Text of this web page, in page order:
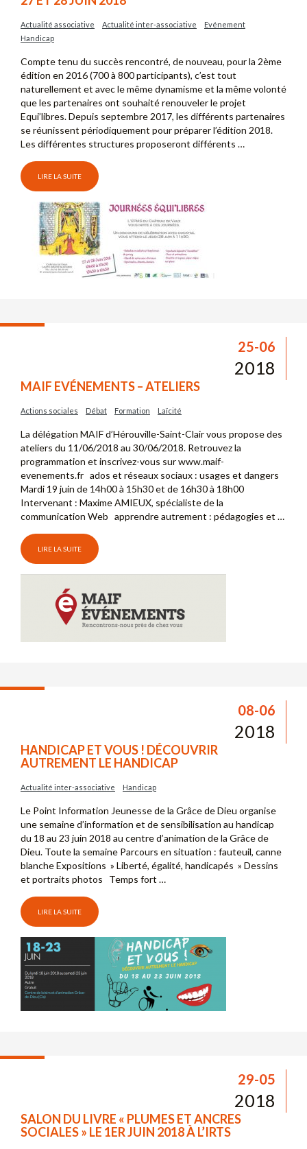
Actualité associative Actualité inter-associative
Evénement
Handicap
Compte tenu du succès rencontré, de nouveau, pour la 2ème
édition en 2016 (700 à 800 participants), c’est tout
naturellement et avec le même dynamisme et la même volonté
que les partenaires ont souhaité renouveler le projet
Equi’libres. Depuis septembre 2017, les différents partenaires
se réunissent périodiquement pour préparer l’édition 2018.
Les différentes structures proposeront différents …
LIRE LA SUITE
25-06
2018
MAIF EVÉNEMENTS – ATELIERS
Actions sociales Débat Formation Laïcité
La délégation MAIF d’Hérouville-Saint-Clair vous propose des
ateliers du 11/06/2018 au 30/06/2018. Retrouvez la
programmation et inscrivez-vous sur www.maif-
evenements.fr ados et réseaux sociaux : usages et dangers
Mardi 19 juin de 14h00 à 15h30 et de 16h30 à 18h00
Intervenant : Maxime AMIEUX, spécialiste de la
communication Web apprendre autrement : pédagogies et …
LIRE LA SUITE
08-06
2018
HANDICAP ET VOUS ! DÉCOUVRIR
AUTREMENT LE HANDICAP
Actualité inter-associative Handicap
Le Point Information Jeunesse de la Grâce de Dieu organise
une semaine d’information et de sensibilisation au handicap
du 18 au 23 juin 2018 au centre d’animation de la Grâce de
Dieu. Toute la semaine Parcours en situation : fauteuil, canne
blanche Expositions » Liberté, égalité, handicapés » Dessins
et portraits photos Temps fort …
LIRE LA SUITE
29-05
2018
SALON DU LIVRE « PLUMES ET ANCRES
SOCIALES » LE 1ER JUIN 2018 À L’IRTS